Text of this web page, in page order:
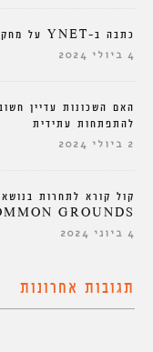
כתבה ב-YNET על מחקר חדש במעבדה העוסק בהצללה בעיר
4 ביולי 2024
האם השכונות עדיין
להתפתחות עתידית
2 ביולי 2024
קול קורא לתחרות
GROUNDS
4 ביוני 2024
תגובות אחרונות